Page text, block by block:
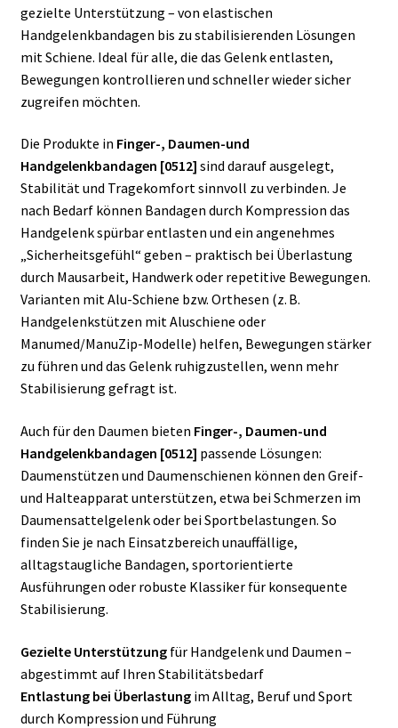
gezielte Unterstützung – von elastischen
Handgelenkbandagen bis zu stabilisierenden Lösungen
mit Schiene. Ideal für alle, die das Gelenk entlasten,
Bewegungen kontrollieren und schneller wieder sicher
zugreifen möchten.
Die Produkte in Finger-, Daumen-und
Handgelenkbandagen [0512] sind darauf ausgelegt,
Stabilität und Tragekomfort sinnvoll zu verbinden. Je
nach Bedarf können Bandagen durch Kompression das
Handgelenk spürbar entlasten und ein angenehmes
„Sicherheitsgefühl“ geben – praktisch bei Überlastung
durch Mausarbeit, Handwerk oder repetitive Bewegungen.
Varianten mit Alu-Schiene bzw. Orthesen (z. B.
Handgelenkstützen mit Aluschiene oder
Manumed/ManuZip-Modelle) helfen, Bewegungen stärker
zu führen und das Gelenk ruhigzustellen, wenn mehr
Stabilisierung gefragt ist.
Auch für den Daumen bieten Finger-, Daumen-und
Handgelenkbandagen [0512] passende Lösungen:
Daumenstützen und Daumenschienen können den Greif-
und Halteapparat unterstützen, etwa bei Schmerzen im
Daumensattelgelenk oder bei Sportbelastungen. So
finden Sie je nach Einsatzbereich unauffällige,
alltagstaugliche Bandagen, sportorientierte
Ausführungen oder robuste Klassiker für konsequente
Stabilisierung.
Gezielte Unterstützungfür Handgelenk und Daumen –
abgestimmt auf Ihren Stabilitätsbedarf
Entlastung bei Überlastungim Alltag, Beruf und Sport
durch Kompression und Führung